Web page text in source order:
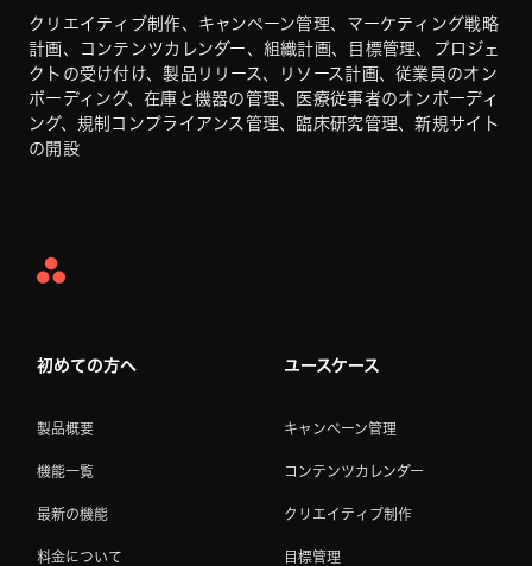
クリエイティブ制作、キャンペーン管理、マーケティング戦略
計画、コンテンツカレンダー、組織計画、目標管理、プロジェ
クトの受け付け、製品リリース、リソース計画、従業員のオン
ボーディング、在庫と機器の管理、医療従事者のオンボーディ
ング、規制コンプライアンス管理、臨床研究管理、新規サイト
の開設
Asana
初めての方へ
製品概要
機能一覧
最新の機能
料金について
ユースケース
キャンペーン管理
コンテンツカレンダー
クリエイティブ制作
目標管理